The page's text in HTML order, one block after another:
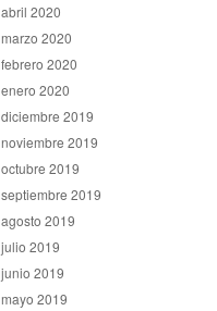
abril 2020
marzo 2020
febrero 2020
enero 2020
diciembre 2019
noviembre 2019
octubre 2019
septiembre 2019
agosto 2019
julio 2019
junio 2019
mayo 2019